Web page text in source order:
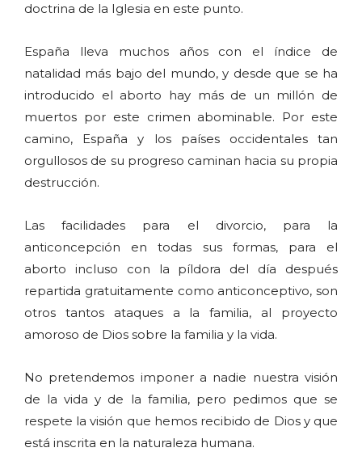
doctrina de la Iglesia en este punto.
España lleva muchos años con el índice de
natalidad más bajo del mundo, y desde que se ha
introducido el aborto hay más de un millón de
muertos por este crimen abominable. Por este
camino, España y los países occidentales tan
orgullosos de su progreso caminan hacia su propia
destrucción.
Las facilidades para el divorcio, para la
anticoncepción en todas sus formas, para el
aborto incluso con la píldora del día después
repartida gratuitamente como anticonceptivo, son
otros tantos ataques a la familia, al proyecto
amoroso de Dios sobre la familia y la vida.
No pretendemos imponer a nadie nuestra visión
de la vida y de la familia, pero pedimos que se
respete la visión que hemos recibido de Dios y que
está inscrita en la naturaleza humana.